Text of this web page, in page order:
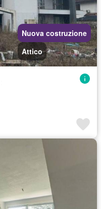
Nuova costruzione
Attico